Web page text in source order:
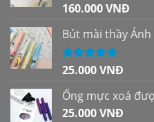
Được xếp
sao
160.000VNĐ
Bút mài thầy Ánh
Được xếp
sao
25.000VNĐ
Ống mực xoá
25.000VNĐ